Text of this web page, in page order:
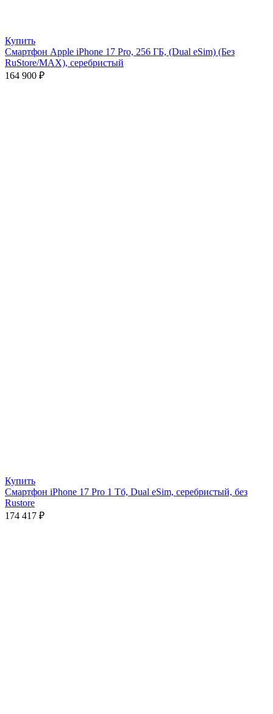
Купить
Смартфон Apple iPhone 17 Pro, 256 ГБ, (Dual eSim) (Без
RuStore/MAX), серебристый
164 900 ₽
Купить
Смартфон iPhone 17 Pro 1 Тб, Dual eSim, серебристый, без
Rustore
174 417 ₽